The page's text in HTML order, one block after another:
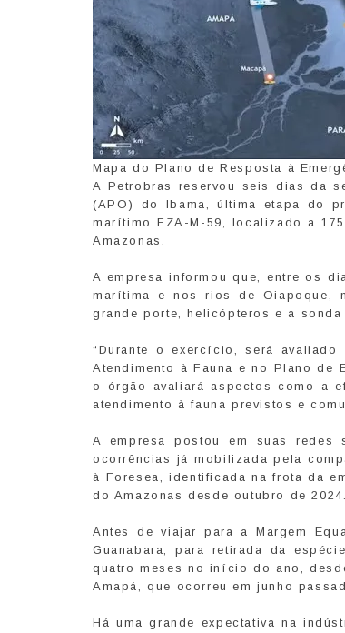
Mapa do Plano de Resposta à
A Petrobras reservou seis dias da
(APO) do Ibama, última etapa do
marítimo FZA-M-59, localizado a
Amazonas.
A empresa informou que, entre os
marítima e nos rios de Oiapoque,
grande porte, helicópteros e a
“Durante o exercício, será
Atendimento à Fauna e no Plano de
o órgão avaliará aspectos como a
atendimento à fauna previstos e
A empresa postou em suas
ocorrências já mobilizada pela
à Foresea, identificada na frota da
do Amazonas desde outubro de 2024.
Antes de viajar para a Margem
Guanabara, para retirada da
quatro meses no início do ano,
Amapá, que ocorreu em junho
Há uma grande expectativa na